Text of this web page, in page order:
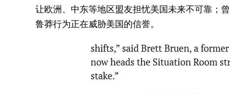
让欧洲、中东等地区盟友担忧美国未来不可靠；
鲁莽行为正在威胁美国的信誉。